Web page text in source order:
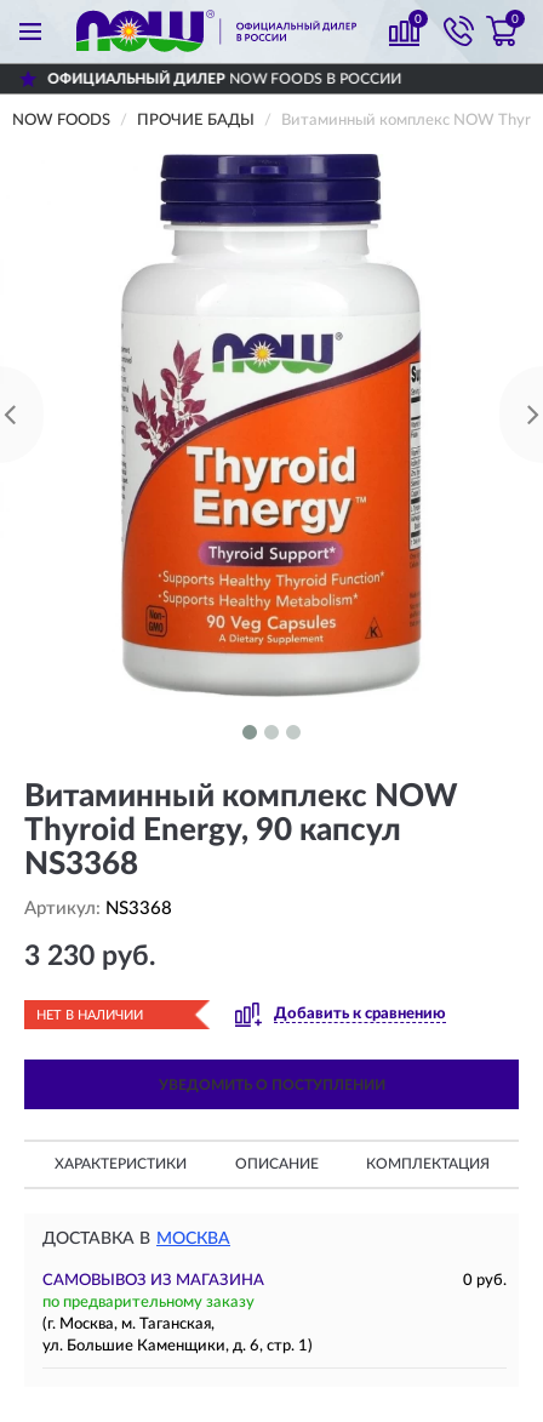
0 0
NOW FOODS В РОССИИ
NOW FOODS ПРОЧИЕ БАДЫ Витаминный комплекс NOW
Витаминный комплекс NOW
Thyroid Energy, 90 капсул
NS3368
Артикул: NS3368
3 230 руб.
НЕТ В НАЛИЧИИ Добавить к сравнению
УВЕДОМИТЬ О ПОСТУПЛЕНИИ
ХАРАКТЕРИСТИКИ ОПИСАНИЕ КОМПЛЕКТАЦИЯ
ДОСТАВКА В МОСКВА
САМОВЫВОЗ ИЗ МАГАЗИНА
0 руб.
по предварительному заказу
(г. Москва, м. Таганская,
ул. Большие Каменщики, д. 6, стр. 1)